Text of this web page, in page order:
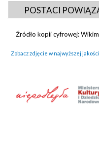
POSTACI
Źródło kopii cyfrowej:
Zobacz zdjęcie w najwyższej jakości